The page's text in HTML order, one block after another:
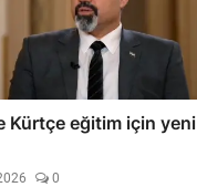
Kürtçe eğitim için yeni
0